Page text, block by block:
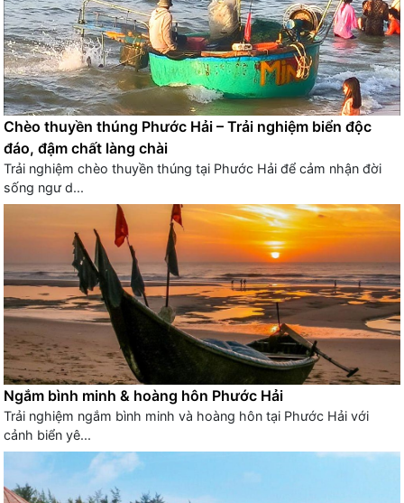
Chèo thuyền thúng Phước Hải – Trải nghiệm biển độc
đáo, đậm chất làng chài
Trải nghiệm chèo thuyền thúng tại Phước Hải để cảm nhận đời
sống ngư d...
Ngắm bình minh & hoàng hôn Phước Hải
Trải nghiệm ngắm bình minh và hoàng hôn tại Phước Hải với
cảnh biển yê...